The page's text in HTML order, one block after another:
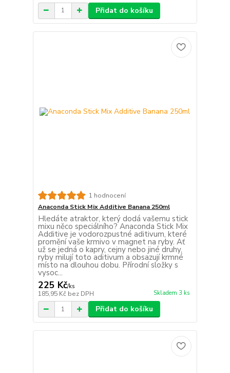
Přidat do košíku
1 hodnocení
Anaconda Stick Mix Additive Banana 250ml
Hledáte atraktor, který dodá vašemu stick
mixu něco speciálního? Anaconda Stick Mix
Additive je vodorozpustné aditivum, které
promění vaše krmivo v magnet na ryby. Ať
už se jedná o kapry, cejny nebo jiné druhy,
ryby milují toto aditivum a obsazují krmné
místo na dlouhou dobu. Přírodní složky s
vysoc...
225 Kč/ks
185,95 Kč bez DPH Skladem 3 ks
Přidat do košíku